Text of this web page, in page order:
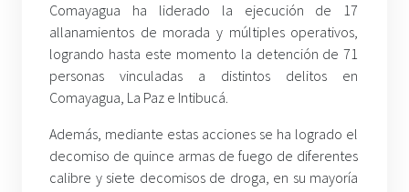
Comayagua ha liderado la ejecución de 17
allanamientos de morada y múltiples operativos,
logrando hasta este momento la detención de 71
personas vinculadas a distintos delitos en
Comayagua, La Paz e Intibucá.
Además, mediante estas acciones se ha logrado el
decomiso de quince armas de fuego de diferentes
calibre y siete decomisos de droga, en su mayoría